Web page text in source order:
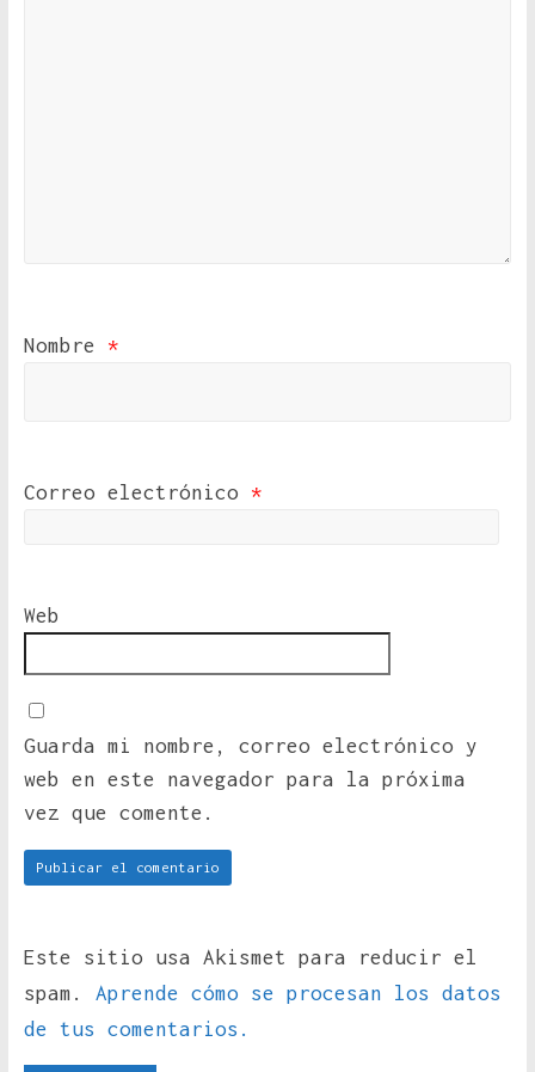
Nombre *
Correo electrónico *
Web
Guarda mi nombre, correo electrónico y
web en este navegador para la próxima
vez que comente.
Este sitio usa Akismet para reducir el
spam. Aprende cómo se procesan los datos
de tus comentarios.